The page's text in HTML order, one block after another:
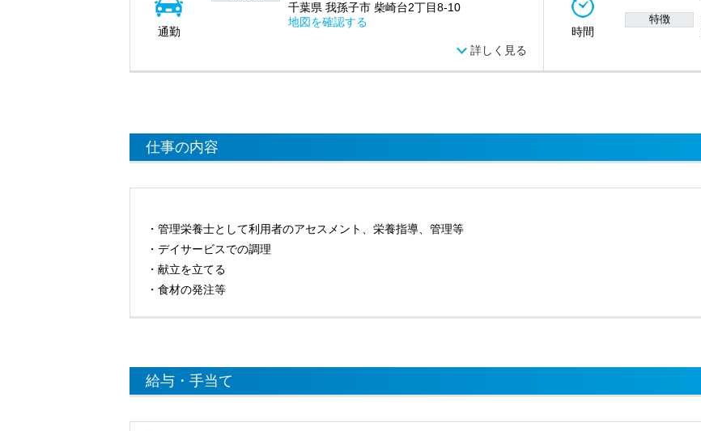
通勤
千葉県 我孫子市 柴崎台2丁目8-10
地図を確認する
詳しく見る
時間
特徴
仕事の内容
・管理栄養士として利用者のアセスメント、栄養指導、管理等
・デイサービスでの調理
・献立を立てる
・食材の発注等
給与・手当て